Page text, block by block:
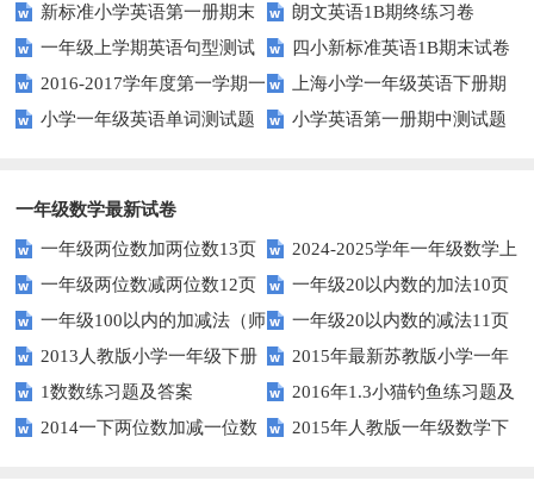
语期末试卷
质量检测题
新标准小学英语第一册期末
测试题
朗文英语1B期终练习卷
一年级上学期英语句型测试
题
四小新标准英语1B期末试卷
2016-2017学年度第一学期一
起一年级英语期中试卷
上海小学一年级英语下册期
中试卷
小学一年级英语单词测试题 小学英语第一册期中测试题
一年级数学最新试卷
一年级两位数加两位数13页
2024-2025学年一年级数学上
册期末素养测评卷（考试版A4
人教版）
一年级两位数减两位数12页
一年级20以内数的加法10页
一年级100以内的加减法（师
版）
一年级20以内数的减法11页
2013人教版小学一年级下册
第三单元整理与复习（一）练习
题
2015年最新苏教版小学一年
级数学下册第一次月考试卷
1数数练习题及答案
2016年1.3小猫钓鱼练习题及
答案
2014一下两位数加减一位数
2015年人教版一年级数学下